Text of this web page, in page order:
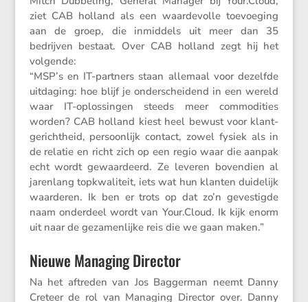
ziet CAB holland als een waarde­volle toevoe­ging
aan de groep, die inmid­dels uit meer dan 35
bedrijven bestaat. Over CAB holland zegt hij het
volgende:
“MSP’s en IT-partners staan allemaal voor dezelfde
uitda­ging: hoe blijf je onder­schei­dend in een wereld
waar IT-oplos­singen steeds meer commo­di­ties
worden? CAB holland kiest heel bewust voor klant­
ge­richt­heid, persoon­lijk contact, zowel fysiek als in
de relatie en richt zich op een regio waar die aanpak
echt wordt gewaar­deerd. Ze leveren boven­dien al
jaren­lang topkwa­li­teit, iets wat hun klanten duide­lijk
waarderen. Ik ben er trots op dat zo’n geves­tigde
naam onder­deel wordt van Your​.Cloud. Ik kijk enorm
uit naar de gezamen­lijke reis die we gaan maken.”
Nieuwe Managing Director
Na het aftreden van Jos Baggerman neemt Danny
Creteer de rol van Managing Director over. Danny